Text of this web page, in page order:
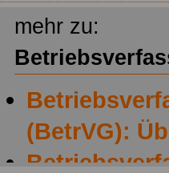
mehr zu:
(BetrVG):